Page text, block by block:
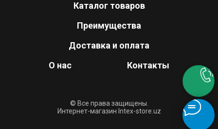
Каталог товаров
Преимущества
Доставка и оплата
О нас
Контакты
© Все права защищены.
Интернет-магазин Intex-store.uz